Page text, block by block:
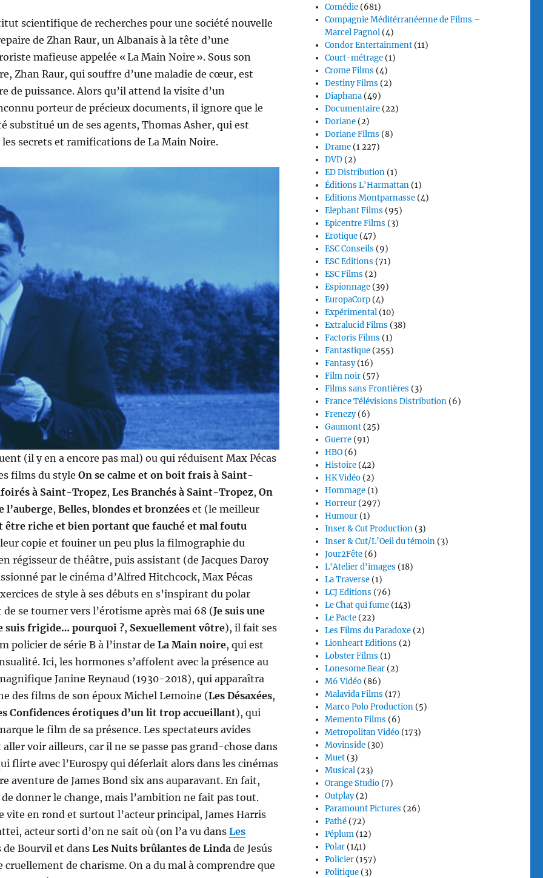
scientifique de recherches pour une société nouvelle
de Zhan Raur, un Albanais à la tête d’une
mafieuse appelée « La Main Noire ». Sous son
Zhan Raur, qui souffre d’une maladie de cœur, est
de puissance. Alors qu’il attend la visite d’un
porteur de précieux documents, il ignore que le
substitué un de ses agents, Thomas Asher, qui est
les secrets et ramifications de La Main Noire.
(il y en a encore pas mal) ou qui réduisent Max Pécas
films du style On se calme et on boit frais à Saint-
à Saint-Tropez, Les Branchés à Saint-Tropez, On
l’auberge, Belles, blondes et bronzéeset (le meilleur
être riche et bien portant que fauché et mal foutu
copie et fouiner un peu plus la filmographie du
régisseur de théâtre, puis assistant (de Jacques Daroy
par le cinéma d’Alfred Hitchcock, Max Pécas
de style à ses débuts en s’inspirant du polar
se tourner vers l’érotisme après mai 68 (Je suis une
suis frigide… pourquoi ?, Sexuellement vôtre), il fait ses
policier de série B à l’instar de La Main noire, qui est
Ici, les hormones s’affolent avec la présence au
Janine Reynaud (1930-2018), qui apparaîtra
des films de son époux Michel Lemoine (Les Désaxées,
Confidences érotiques d’un lit trop accueillant), qui
le film de sa présence. Les spectateurs avides
voir ailleurs, car il ne se passe pas grand-chose dans
flirte avec l’Eurospy qui déferlait alors dans les cinémas
aventure de James Bond six ans auparavant. En fait,
donner le change, mais l’ambition ne fait pas tout.
vite en rond et surtout l’acteur principal, James Harris
acteur sorti d’on ne sait où (on l’a vu dans Les
Bourvil et dansLes Nuits brûlantes de Linda de Jesús
cruellement de charisme. On a du mal à comprendre que
Comédie (681)
Compagnie Méditérranéenne de Films –
Marcel Pagnol (4)
Condor Entertainment (11)
Court-métrage (1)
Crome Films (4)
Destiny Films (2)
Diaphana (49)
Documentaire (22)
Doriane (2)
Doriane Films (8)
Drame (1 227)
DVD (2)
ED Distribution (1)
Éditions L'Harmattan (1)
Editions Montparnasse (4)
Elephant Films (95)
Epicentre Films (3)
Erotique (47)
ESC Conseils (9)
ESC Editions (71)
ESC Films (2)
Espionnage (39)
EuropaCorp (4)
Expérimental (10)
Extralucid Films (38)
Factoris Films (1)
Fantastique (255)
Fantasy(16)
Film noir (57)
Films sans Frontières (3)
France Télévisions Distribution (6)
Frenezy(6)
Gaumont (25)
Guerre (91)
HBO (6)
Histoire (42)
HK Vidéo (2)
Hommage (1)
Horreur (297)
Humour (1)
Inser & Cut Production (3)
Inser & Cut/L’Oeil du témoin (3)
Jour2Fête (6)
L'Atelier d'images (18)
La Traverse (1)
LCJ Editions (76)
Le Chat qui fume (143)
Le Pacte (22)
Les Films du Paradoxe (2)
Lionheart Editions (2)
Lobster Films (1)
Lonesome Bear (2)
M6 Vidéo (86)
Malavida Films (17)
Marco Polo Production (5)
Memento Films (6)
Metropolitan Vidéo (173)
Movinside (30)
Muet (3)
Musical (23)
Orange Studio (7)
Outplay(2)
Paramount Pictures (26)
Pathé (72)
Péplum (12)
Polar (141)
Policier (157)
Politique (3)